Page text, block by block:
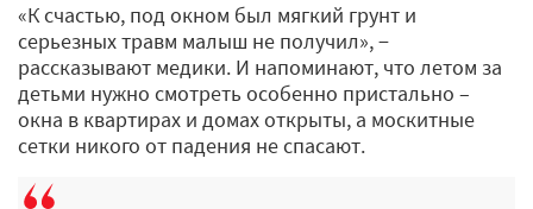
«К счастью, под окном был мягкий грунт и
серьезных травм малыш не получил», −
рассказывают медики. И напоминают, что летом за
детьми нужно смотреть особенно пристально –
окна в квартирах и домах открыты, а москитные
сетки никого от падения не спасают.